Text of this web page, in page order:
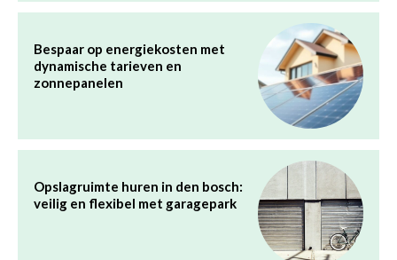
Bespaar op energiekosten met
dynamische tarieven en
zonnepanelen
Opslagruimte huren in den bosch:
veilig en flexibel met garagepark